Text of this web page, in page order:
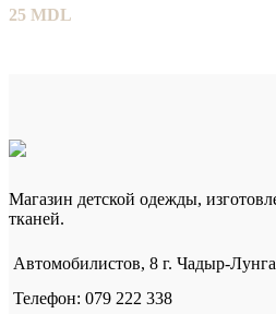
25 MDL
Магазин детской одежды,
тканей.
Автомобилистов, 8 г. Чадыр-
Телефон: 079 222 338